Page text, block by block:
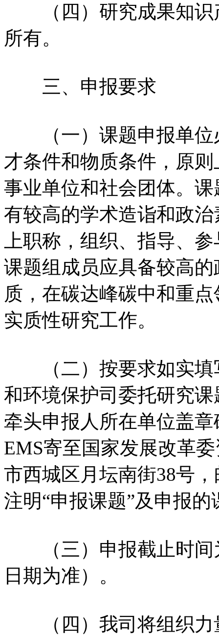
（四）研究成果知识
所有。
三、申报要求
（一）课题申报单位
才条件和物质条件，原
事业单位和社会团体。
有较高的学术造诣和政
上职称，组织、指导、
课题组成员应具备较高
质，在碳达峰碳中和重
实质性研究工作。
（二）按要求如实填
和环境保护司委托研究
牵头申报人所在单位盖
EMS寄至国家发展改革
市西城区月坛南街38号
注明“申报课题”及申报
（三）申报截止时间
日期为准）。
（四）我司将组织力